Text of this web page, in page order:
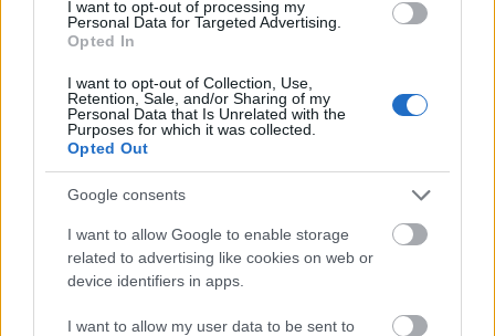
I want to opt-out of processing my
Personal Data for Targeted Advertising.
Opted In
I want to opt-out of Collection, Use,
Retention, Sale, and/or Sharing of my
Personal Data that Is Unrelated with the
Purposes for which it was collected.
Opted Out
Google consents
I want to allow Google to enable storage
related to advertising like cookies on web or
device identifiers in apps.
I want to allow my user data to be sent to
συνηθίζεται να φέρνουν οι καλεσμένοι κρασί ή
ΝΑ ΦΑΙΝΕΤΑΙ ΤΟ ΔΕΡΜΑ ΣΑΣ